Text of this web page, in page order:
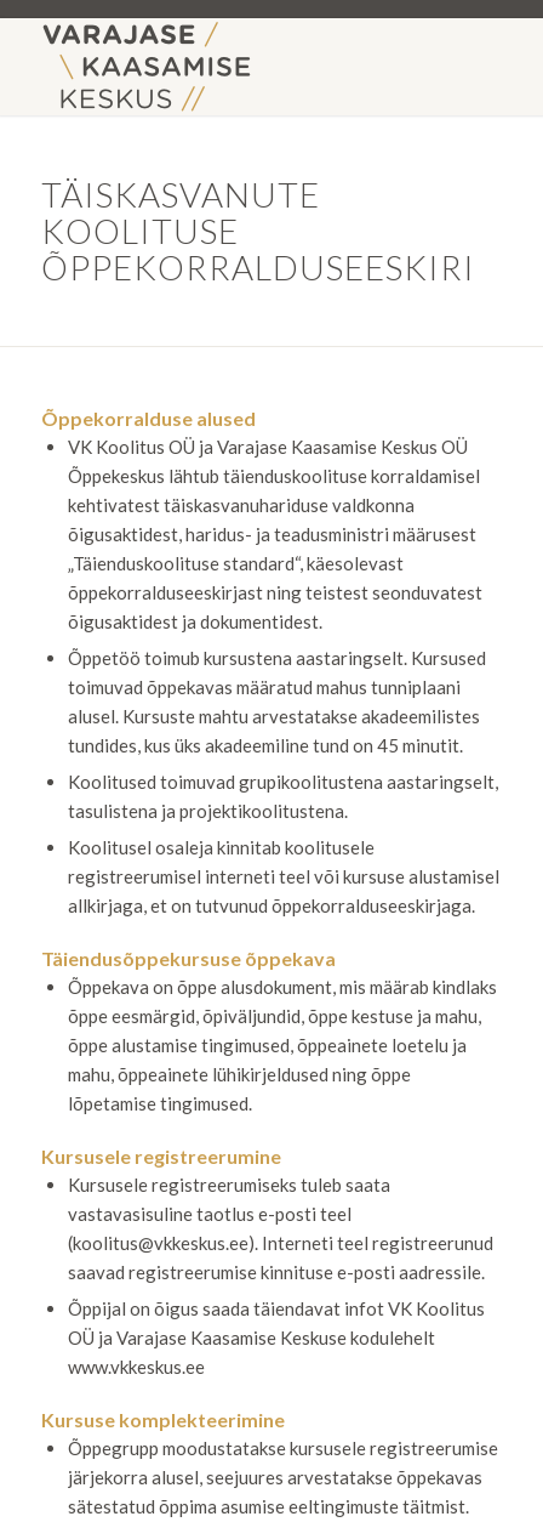
TÄISKASVANUTE
KOOLITUSE
ÕPPEKORRALDUSEESKIRI
Õppekorralduse alused
VK Koolitus OÜ ja Varajase Kaasamise Keskus OÜ
Õppekeskus lähtub täienduskoolituse korraldamisel
kehtivatest täiskasvanuhariduse valdkonna
õigusaktidest, haridus- ja teadusministri määrusest
„Täienduskoolituse standard“, käesolevast
õppekorralduseeskirjast ning teistest seonduvatest
õigusaktidest ja dokumentidest.
Õppetöö toimub kursustena aastaringselt. Kursused
toimuvad õppekavas määratud mahus tunniplaani
alusel. Kursuste mahtu arvestatakse akadeemilistes
tundides, kus üks akadeemiline tund on 45 minutit.
Koolitused toimuvad grupikoolitustena aastaringselt,
tasulistena ja projektikoolitustena.
Koolitusel osaleja kinnitab koolitusele
registreerumisel interneti teel või kursuse alustamisel
allkirjaga, et on tutvunud õppekorralduseeskirjaga.
Täiendusõppekursuse õppekava
Õppekava on õppe alusdokument, mis määrab kindlaks
õppe eesmärgid, õpiväljundid, õppe kestuse ja mahu,
õppe alustamise tingimused, õppeainete loetelu ja
mahu, õppeainete lühikirjeldused ning õppe
lõpetamise tingimused.
Kursusele registreerumine
Kursusele registreerumiseks tuleb saata
vastavasisuline taotlus e-posti teel
(koolitus@vkkeskus.ee). Interneti teel registreerunud
saavad registreerumise kinnituse e-posti aadressile.
Õppijal on õigus saada täiendavat infot VK Koolitus
OÜ ja Varajase Kaasamise Keskuse kodulehelt
www.vkkeskus.ee
Kursuse komplekteerimine
Õppegrupp moodustatakse kursusele registreerumise
järjekorra alusel, seejuures arvestatakse õppekavas
sätestatud õppima asumise eeltingimuste täitmist.